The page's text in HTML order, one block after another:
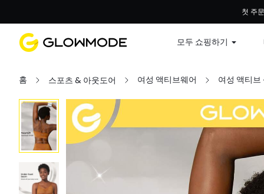
첫 주
모두 쇼핑하기
홈 스포츠 & 아웃도어 여성 액티브웨어 여성 액티브